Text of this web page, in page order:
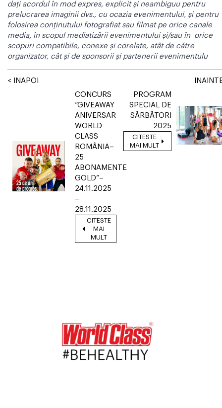
dați acordul în mod expres, explicit și neambiguu pentru
prelucrarea imaginii dvs., cu ocazia evenimentului, și pentru
folosirea conținutului fotografiat sau filmat pe orice canale
media, în scopul mediatizării evenimentului și/sau în orice
scopuri compatibile, conexe și corelate, atât de către
organizator, cât și de sponsorii și partenerii evenimentulu
< INAPOI
CONCURS
“GIVEAWAY
ANIVERSAR
WORLD
CLASS
ROMÂNIA–
25
ABONAMENTE
GOLD”–
24.11.2025
–
28.11.2025
CITESTE
MAI
MULT
PROGRAM
SPECIAL DE
SĂRBĂTORI
2025
CITESTE
MAI MULT